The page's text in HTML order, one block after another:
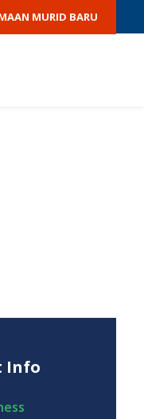
MURID BARU
Info